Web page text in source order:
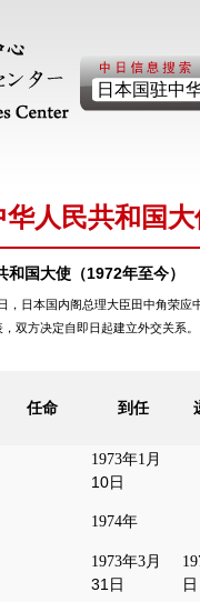
华人民共和国
和国大使（1972年至今）
日 ， 日本国内阁总理大臣田中角荣应
，双方决定自即日起建立外交关系。
任命 到任
1973年1 月
10日
1974年
1973年3月
31 日
日